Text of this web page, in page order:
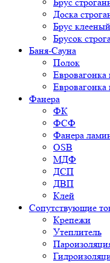
Брус
Доска
Брус
Брусок
Баня-Сауна
Полок
Фанера
ФК
ФСФ
Фанера
OSB
МДФ
ДСП
ДВП
Клей
Сопутствующие
Крепежи
Утеплитель